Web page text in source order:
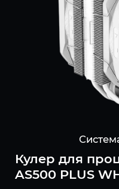
Кулер для
AS500 PLUS